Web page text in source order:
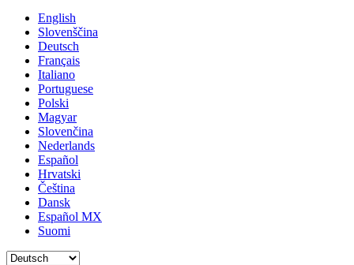
English
Slovenščina
Deutsch
Français
Italiano
Portuguese
Polski
Magyar
Slovenčina
Nederlands
Español
Hrvatski
Čeština
Dansk
Español MX
Suomi